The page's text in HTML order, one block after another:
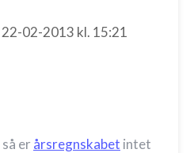
22-02-2013 kl. 15:21
er årsregnskabet intet